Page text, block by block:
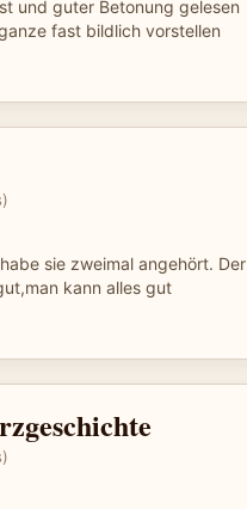
und guter Betonung gelesen
fast bildlich vorstellen
sie zweimal angehört. Der
kann alles gut